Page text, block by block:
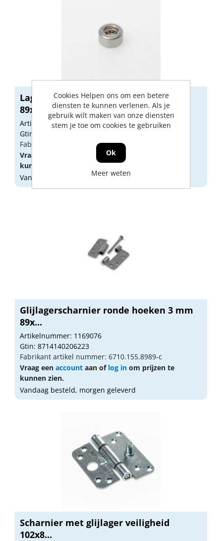
Lager voor kogellagerscharnieren RVS
89x...
Artikelnummer: 1169095
Gtin: 8714140149018
Fabrikant artikel nummer: 6991.133.8989
Vraag een
aan oflog in
kunnen zien.
Vandaag besteld, morgen geleverd
Glijlagerscharnier ronde hoeken 3 mm
89x...
Artikelnummer: 1169076
Gtin: 8714140206223
Fabrikant artikel nummer: 6710.155.8989-c
Vraag een account aan of log in om prijzen te
kunnen zien.
Vandaag besteld, morgen geleverd
Scharnier met glijlager veiligheid
102x8...
Cookies Helpen ons om een betere
diensten te kunnen verlenen. Als je
gebruik wilt maken van onze diensten
stem je toe om cookies te gebruiken
Ok
Meer weten